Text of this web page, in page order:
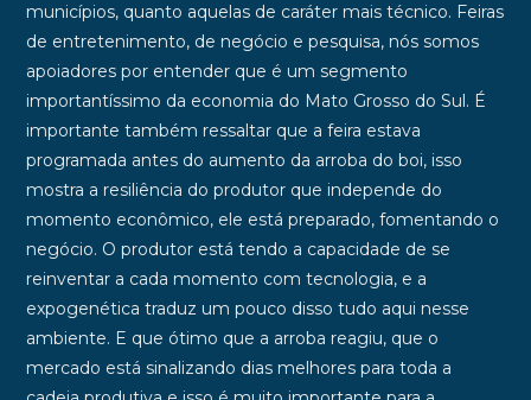
municípios, quanto aquelas de caráter mais técnico. Feiras
de entretenimento, de negócio e pesquisa, nós somos
apoiadores por entender que é um segmento
importantíssimo da economia do Mato Grosso do Sul. É
importante também ressaltar que a feira estava
programada antes do aumento da arroba do boi, isso
mostra a resiliência do produtor que independe do
momento econômico, ele está preparado, fomentando o
negócio. O produtor está tendo a capacidade de se
reinventar a cada momento com tecnologia, e a
expogenética traduz um pouco disso tudo aqui nesse
ambiente. E que ótimo que a arroba reagiu, que o
mercado está sinalizando dias melhores para toda a